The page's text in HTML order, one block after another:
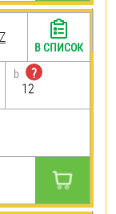
b
?
12
В СПИСОК